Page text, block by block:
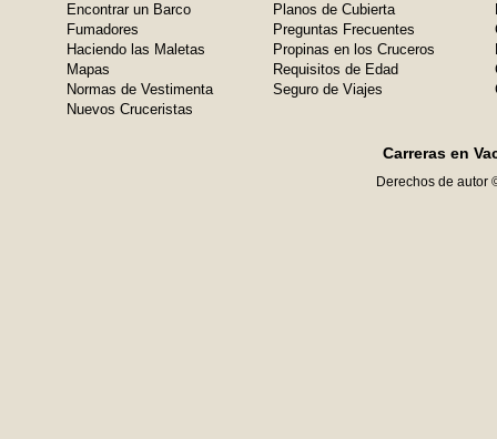
Encontrar un Barco
Fumadores
Haciendo las Maletas
Mapas
Normas de Vestimenta
Nuevos Cruceristas
Planos de Cubierta
Preguntas Frecuentes
Propinas en los Cruceros
Requisitos de Edad
Seguro de Viajes
Carreras en
Derechos de autor